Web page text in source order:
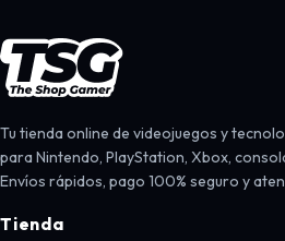
Tu tienda online de videojuegos y
para Nintendo, PlayStation, Xbox,
Envíos rápidos, pago 100% seguro y
Tienda